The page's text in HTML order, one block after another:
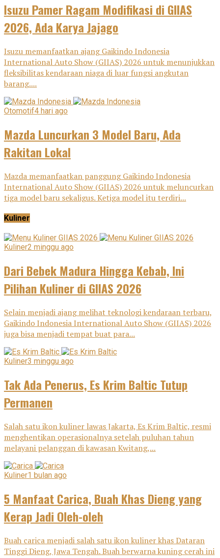
Isuzu Pamer Ragam Modifikasi di GIIAS
2026, Ada Karya Jajago
Isuzu memanfaatkan ajang Gaikindo Indonesia
International Auto Show (GIIAS) 2026 untuk menunjukkan
fleksibilitas kendaraan niaga di luar fungsi angkutan
barang....
Otomotif4 hari ago
Mazda Luncurkan 3 Model Baru, Ada
Rakitan Lokal
Mazda memanfaatkan panggung Gaikindo Indonesia
International Auto Show (GIIAS) 2026 untuk meluncurkan
tiga model baru sekaligus. Ketiga model itu terdiri...
Kuliner
Kuliner2 minggu ago
Dari Bebek Madura Hingga Kebab, Ini
Pilihan Kuliner di GIIAS 2026
Selain menjadi ajang melihat teknologi kendaraan terbaru,
Gaikindo Indonesia International Auto Show (GIIAS) 2026
juga bisa menjadi tempat buat para...
Kuliner3 minggu ago
Tak Ada Penerus, Es Krim Baltic Tutup
Permanen
Salah satu ikon kuliner lawas Jakarta, Es Krim Baltic, resmi
menghentikan operasionalnya setelah puluhan tahun
melayani pelanggan di kawasan Kwitang,...
Kuliner1 bulan ago
5 Manfaat Carica, Buah Khas Dieng yang
Kerap Jadi Oleh-oleh
Buah carica menjadi salah satu ikon kuliner khas Dataran
Tinggi Dieng, Jawa Tengah. Buah berwarna kuning cerah ini